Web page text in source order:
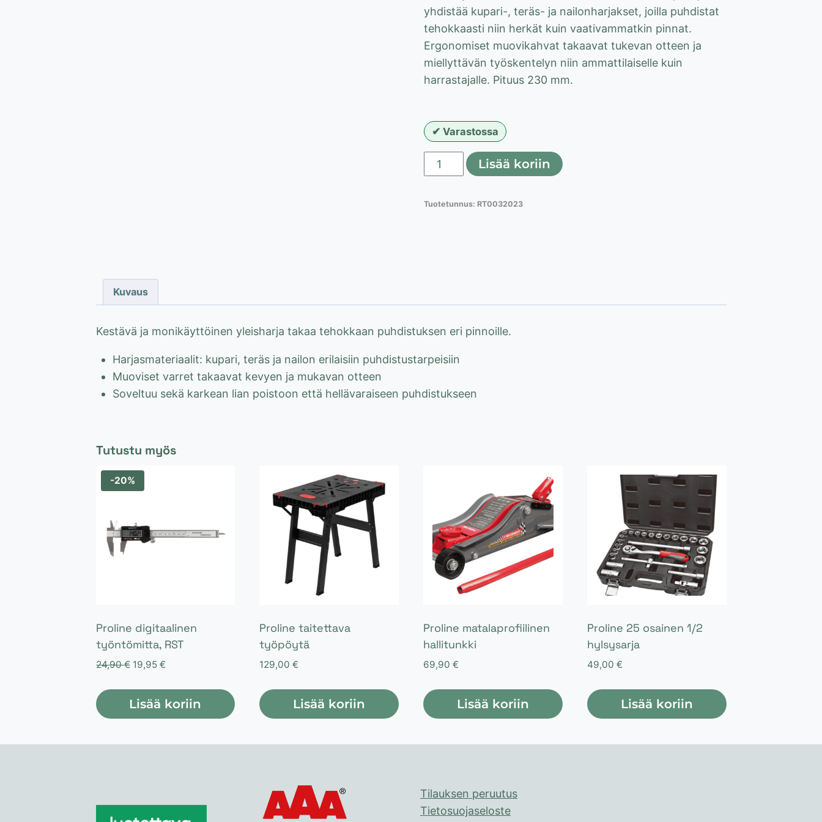
yhdistää kupari-, teräs- ja nailonharjakset, joilla puhdistat
tehokkaasti niin herkät kuin vaativammatkin pinnat.
Ergonomiset muovikahvat takaavat tukevan otteen ja
miellyttävän työskentelyn niin ammattilaiselle kuin
harrastajalle. Pituus 230 mm.
Varastossa
Proline
yleisharjasarja
teräs-
Lisää koriin
Tuotetunnus: RT0032023
Kuvaus
Kestävä ja monikäyttöinen yleisharja takaa tehokkaan puhdistuksen eri pinnoille.
Harjasmateriaalit: kupari, teräs ja nailon erilaisiin puhdistustarpeisiin
Muoviset varret takaavat kevyen ja mukavan otteen
Soveltuu sekä karkean lian poistoon että hellävaraiseen puhdistukseen
Tutustu myös
-20%
Proline digitaalinen
työntömitta, RST
24,90€ Alkuperäinen
24,90 €.
19,95 €Nykyinen
19,95 €.
Lisää koriin
Proline taitettava
työpöytä
129,00€
Lisää koriin
Proline matalaprofiilinen
hallitunkki
69,90 €
Lisää koriin
Proline 25 osainen 1/2
hylsysarja
49,00 €
Lisää koriin
Tilauksen peruutus
Tietosuojaseloste